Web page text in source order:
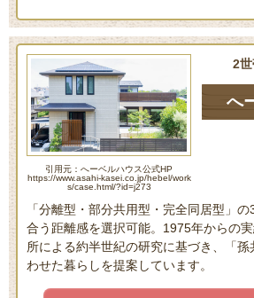
2
へ
引用元：へーベルハウス公式HP
https://www.asahi-kasei.co.jp/hebel/work
s/case.html/?id=j273
「分離型・部分共用型・完全同居型」
合う距離感を選択可能。1975年からの
所による約半世紀の研究に基づき、「孫
わせた暮らしを提案しています。